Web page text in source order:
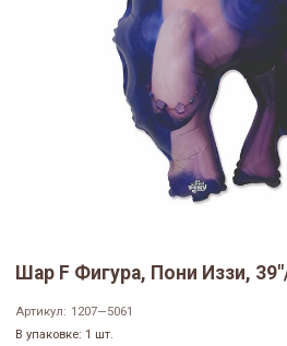
Шар F Фигура, Пони Иззи,
Артикул: 1207—5061
В упаковке: 1 шт.